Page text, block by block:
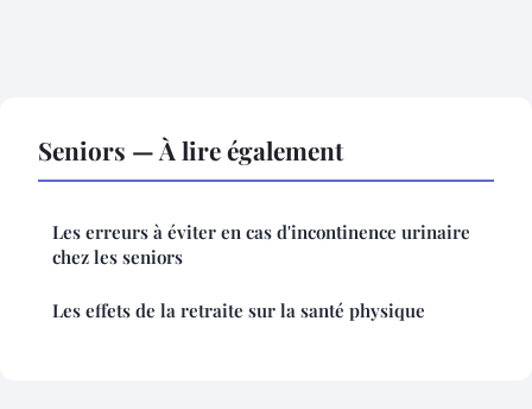
Seniors — À lire également
Les erreurs à éviter en cas d'incontinence urinaire
chez les seniors
Les effets de la retraite sur la santé physique